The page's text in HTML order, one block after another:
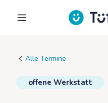
Alle Termine
offene Werkstatt